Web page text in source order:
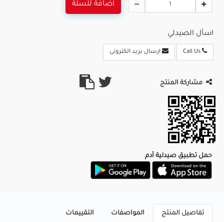
اضافة للسلة
اسأل الصيدلي
ارسال بريد الكترونى
مشاركة المنتج
حمل تطبيق صيدلية آدم
تفاصيل المنتج المواصفات التقييمات